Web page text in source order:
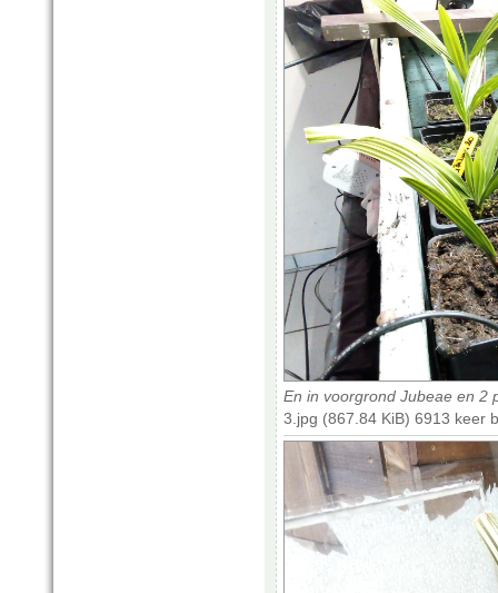
En in voorgrond Jubeae en 2
3.jpg (867.84 KiB) 6913 keer